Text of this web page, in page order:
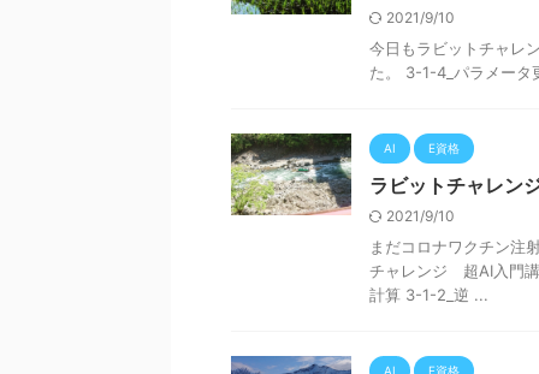
2021/9/10
今日もラビットチャレ
た。 3-1-4_パラメー
AI E資格
ラビットチャレン
2021/9/10
まだコロナワクチン注
チャレンジ 超AI入門
計算 3-1-2_逆 ...
AI E資格